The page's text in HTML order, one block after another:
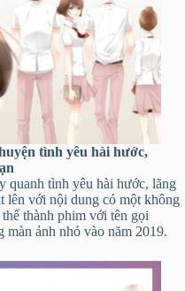
tình yêu hài hước,
quanh tình yêu hài hước, lãng
lên với nội dung có một không
thành phim với tên gọi
ảnh nhỏ vào năm 2019.